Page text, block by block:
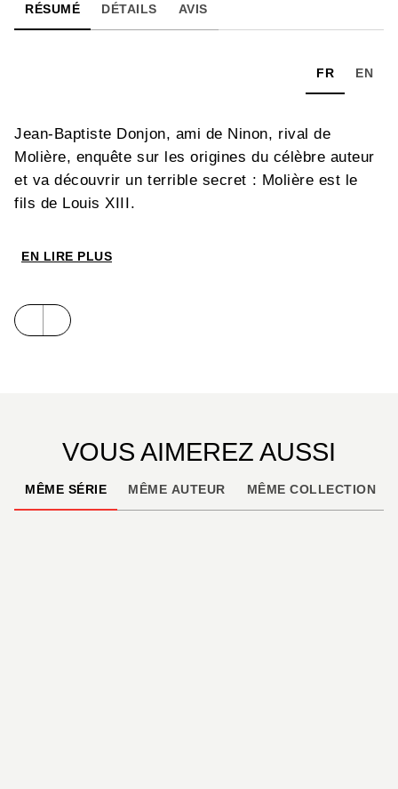
RÉSUMÉ DÉTAILS AVIS
FR EN
Jean-Baptiste Donjon, ami de Ninon, rival de
Molière, enquête sur les origines du célèbre auteur
et va découvrir un terrible secret : Molière est le
fils de Louis XIII.
EN LIRE PLUS
VOUS AIMEREZ AUSSI
MÊME SÉRIE MÊME AUTEUR MÊME COLLECTION